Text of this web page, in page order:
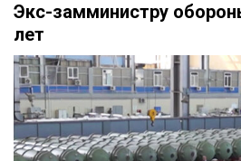
Экс-замминистру
лет